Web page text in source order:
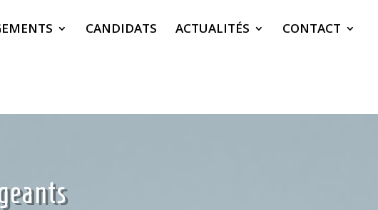
CANDIDATS ACTUALITÉS CONTACT